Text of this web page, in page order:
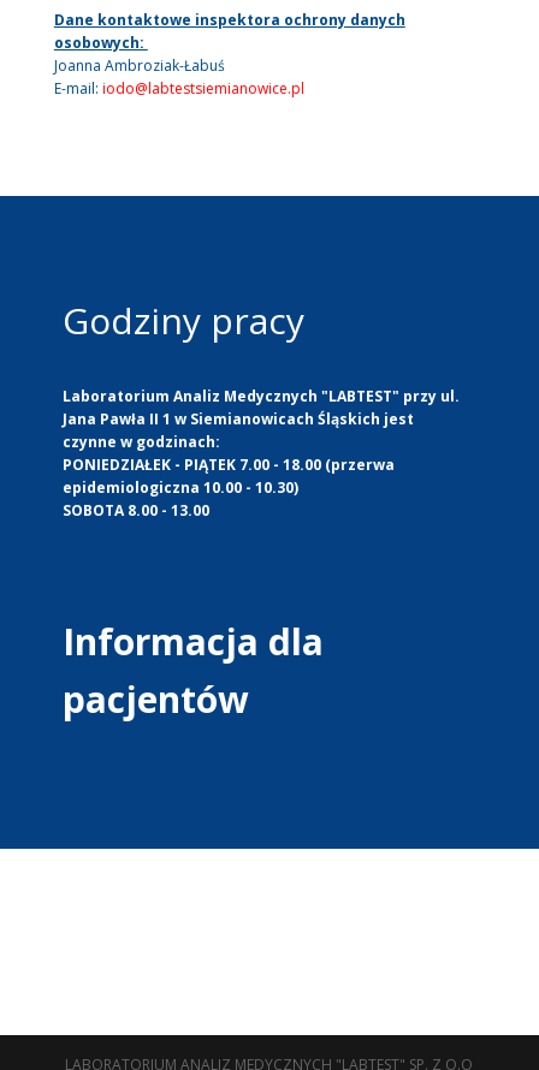
Dane kontaktowe inspektora ochrony danych
osobowych:
Joanna Ambroziak-Łabuś
E-mail: iodo@labtestsiemianowice.pl
Godziny pracy
Laboratorium Analiz Medycznych "LABTEST" przy ul.
Jana Pawła II 1 w Siemianowicach Śląskich jest
czynne w godzinach:
PONIEDZIAŁEK - PIĄTEK 7.00 - 18.00 (przerwa
epidemiologiczna 10.00 - 10.30)
SOBOTA 8.00 - 13.00
Informacja dla
pacjentów
LABORATORIUM ANALIZ MEDYCZNYCH "LABTEST" SP. Z O.O